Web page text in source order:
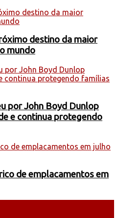
destino da maior
mundo
por John Boyd Dunlop
e continua protegendo
de emplacamentos em